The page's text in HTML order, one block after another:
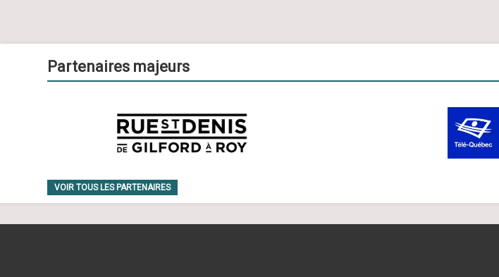
Partenaires majeurs
VOIR TOUS LES PARTENAIRES